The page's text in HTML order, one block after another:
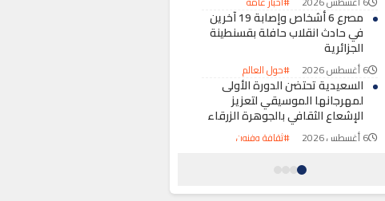
مصرع 6 أشخاص وإصابة 19 آخرين
في حادث انقلاب حافلة بقسنطينة
الجزائرية
6 أغسطس 2026 #حول العالم
السعيدية تحتضن الدورة الأولى
لمهرجانها الموسيقي لتعزيز
الإشعاع الثقافي بالجوهرة الزرقاء
6 أغسطس 2026 #ثقافة وفنون
استثنائية لمناقشة تداعيات أزمة